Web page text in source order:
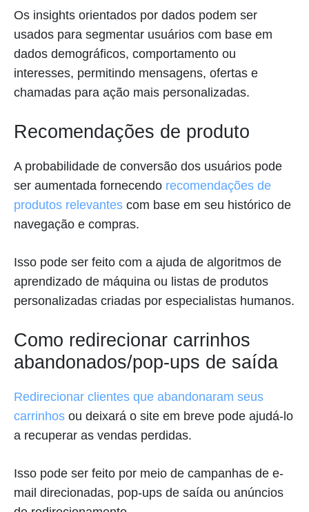
Os insights orientados por dados podem ser
usados para segmentar usuários com base em
dados demográficos, comportamento ou
interesses, permitindo mensagens, ofertas e
chamadas para ação mais personalizadas.
Recomendações de produto
A probabilidade de conversão dos usuários pode
ser aumentada fornecendo recomendações de
produtos relevantes com base em seu histórico de
navegação e compras.
Isso pode ser feito com a ajuda de algoritmos de
aprendizado de máquina ou listas de produtos
personalizadas criadas por especialistas humanos.
Como redirecionar carrinhos
abandonados/pop-ups de saída
Redirecionar clientes que abandonaram seus
carrinhos ou deixará o site em breve pode ajudá-lo
a recuperar as vendas perdidas.
Isso pode ser feito por meio de campanhas de e-
mail direcionadas, pop-ups de saída ou anúncios